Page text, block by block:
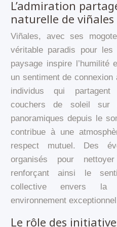
L’admiration
naturelle de viñales
Viñales, avec ses
véritable paradis pour
paysage inspire l’humilité
un sentiment de
individus qui
couchers de soleil sur
panoramiques depuis le
contribue à une
respect mutuel. Des
organisés pour
renforçant ainsi le
collective envers la
environnement
Le rôle des